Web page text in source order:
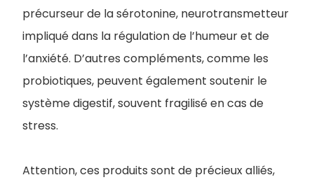
précurseur de la sérotonine, neurotransmetteur
impliqué dans la régulation de l’humeur et de
l’anxiété. D’autres compléments, comme les
probiotiques, peuvent également soutenir le
système digestif, souvent fragilisé en cas de
stress.
Attention, ces produits sont de précieux alliés,